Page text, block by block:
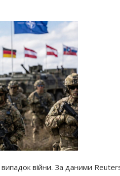
війни. За даними